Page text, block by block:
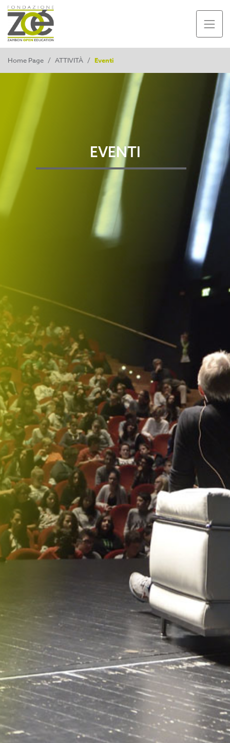
Home Page / ATTIVITÀ / Eventi
EVENTI